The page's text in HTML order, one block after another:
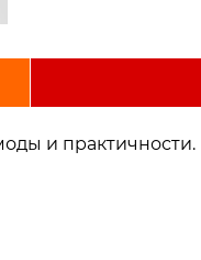
и практичности.